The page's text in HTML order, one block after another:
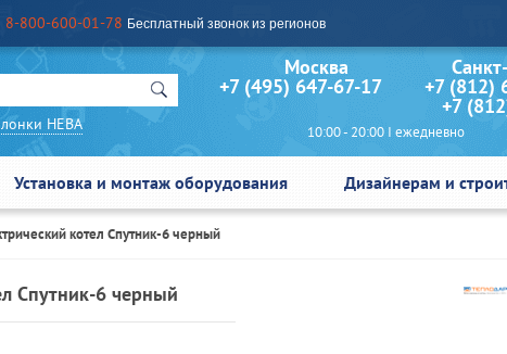
8-800-600-01-78 Бесплатный звонок из регионов
НЕВА
Москва Санкт-
+7 (495) 647-67-17 +7 (812)
+7
10:00 - 20:00 I ежедневно
Установка и монтаж оборудования Дизайнерам и
котел Спутник-6 черный
Спутник-6 черный